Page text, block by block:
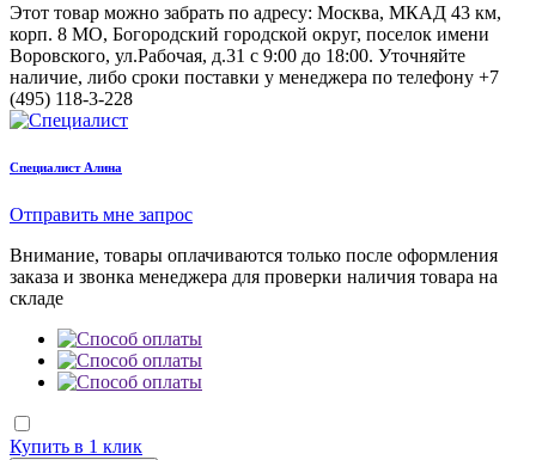
Этот товар можно забрать по адресу: Москва, МКАД 43 км,
корп. 8 МО, Богородский городской округ, поселок имени
Воровского, ул.Рабочая, д.31 с 9:00 до 18:00. Уточняйте
наличие, либо сроки поставки у менеджера по телефону +7
(495) 118-3-228
Cпециалист Алина
Отправить мне запрос
Внимание, товары оплачиваются только после оформления
заказа и звонка менеджера для проверки наличия товара на
складе
Купить в 1 клик